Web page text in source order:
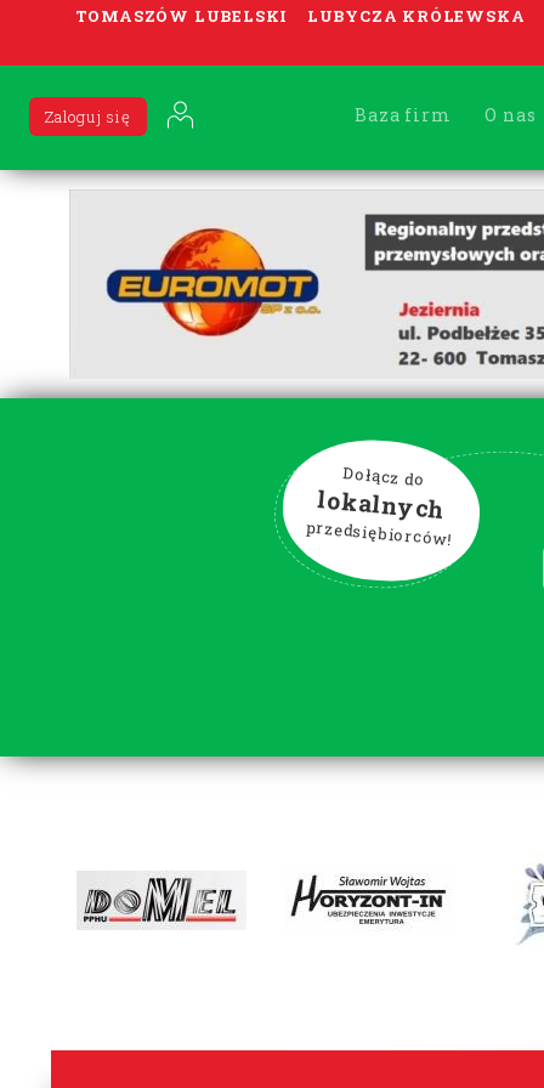
TOMASZÓW LUBELSKI LUBYCZA KRÓLEWSKA
Baza firm O nas
Zaloguj się
Dołącz do
lokalnych
przedsiębiorców!
lorem ipsum